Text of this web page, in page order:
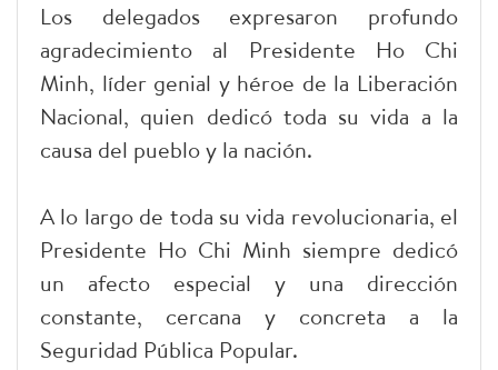
Los delegados expresaron profundo
agradecimiento al Presidente Ho Chi
Minh, líder genial y héroe de la Liberación
Nacional, quien dedicó toda su vida a la
causa del pueblo y la nación.
A lo largo de toda su vida revolucionaria, el
Presidente Ho Chi Minh siempre dedicó
un afecto especial y una dirección
constante, cercana y concreta a la
Seguridad Pública Popular.